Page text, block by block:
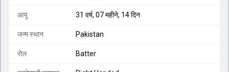
आयु 31 वर्ष, 07 महीने, 14 दिन
जन्म स्थान Pakistan
रोल Batter